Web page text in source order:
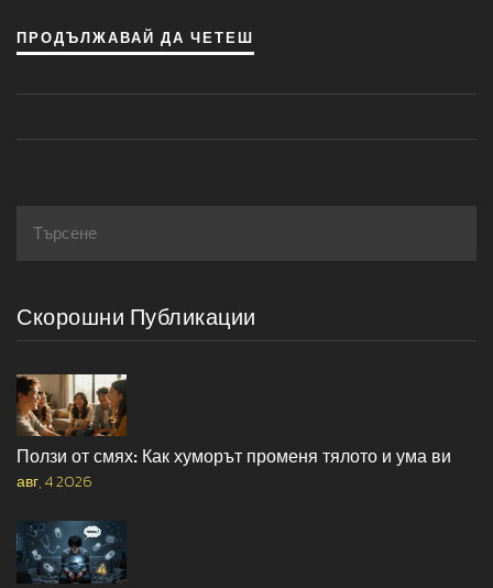
ПРОДЪЛЖАВАЙ ДА ЧЕТЕШ
Скорошни Публикации
Ползи от смях: Как хуморът променя тялото и ума ви
авг, 4 2026